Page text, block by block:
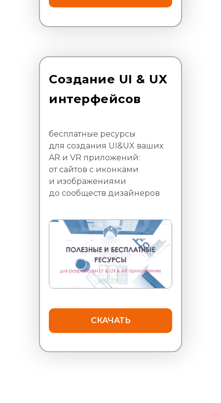
Создание UI & UX
интерфейсов
бесплатные ресурсы
для создания UI&UX ваших
AR и VR приложений:
от сайтов с иконками
и изображениями
до сообществ дизайнеров
СКАЧАТЬ